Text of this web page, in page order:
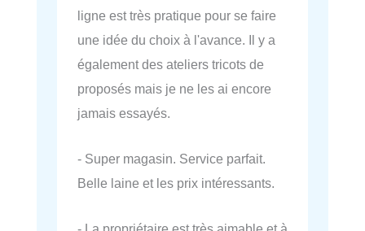
ligne est très pratique pour se faire
une idée du choix à l'avance. Il y a
également des ateliers tricots de
proposés mais je ne les ai encore
jamais essayés.
- Super magasin. Service parfait.
Belle laine et les prix intéressants.